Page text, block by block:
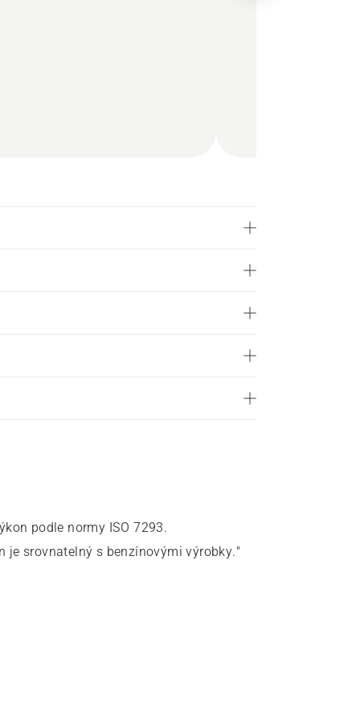
podle normy ISO 7293.
je srovnatelný s benzínovými výrobky."